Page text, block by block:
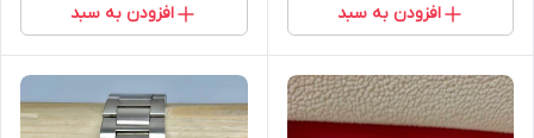
افزودن به سبد افزودن به سبد